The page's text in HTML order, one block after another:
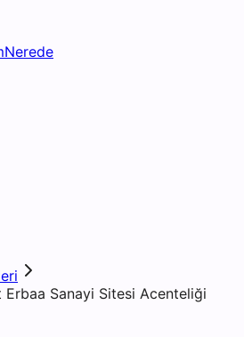
Erbaa Sanayi Sitesi Acenteliği